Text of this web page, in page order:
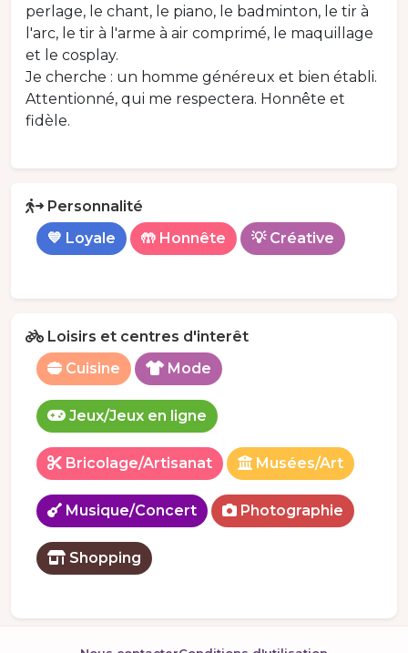
perlage, le chant, le piano, le badminton, le tir à
l'arc, le tir à l'arme à air comprimé, le maquillage
et le cosplay.
Je cherche : un homme généreux et bien établi.
Attentionné, qui me respectera. Honnête et
fidèle.
Personnalité
💙 Loyale
🤲 Honnête 💡 Créative
Loisirs et centres d'interêt
Cuisine
Mode
Jeux/Jeux en ligne
Bricolage/Artisanat Musées/Art
Musique/Concert Photographie
Shopping